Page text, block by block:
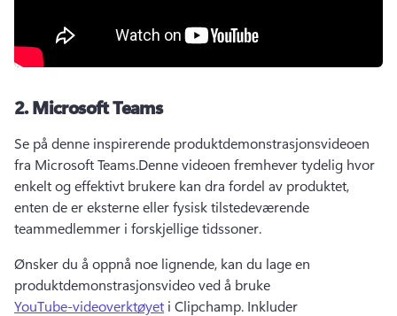
2.Microsoft Teams
Se på denne inspirerende produktdemonstrasjonsvideoen
fra Microsoft Teams.Denne videoen fremhever tydelig hvor
enkelt og effektivt brukere kan dra fordel av produktet,
enten de er eksterne eller fysisk tilstedeværende
teammedlemmer i forskjellige tidssoner.
Ønsker du å oppnå noe lignende, kan du lage en
produktdemonstrasjonsvideo ved å bruke
YouTube-videoverktøyet i Clipchamp. Inkluder